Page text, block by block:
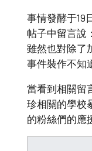
事情發酵于19
帖子中留言說
雖然也對除了
事件裝作不知
當看到相關留
珍相關的學校
的粉絲們的應